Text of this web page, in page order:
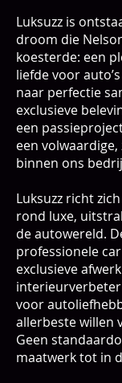
Luksuzz is
droom die
koesterde: een
liefde voor
naar perfectie
exclusieve
een
een
binnen ons
Luksuzz richt
rond luxe,
de autowereld.
professionele
exclusieve
voor
allerbeste willen
Geen
maatwerk tot in